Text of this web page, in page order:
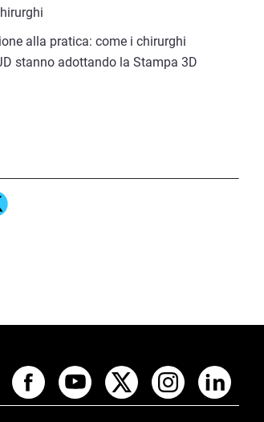
alla pratica: come i chirurghi
stanno adottando la Stampa 3D